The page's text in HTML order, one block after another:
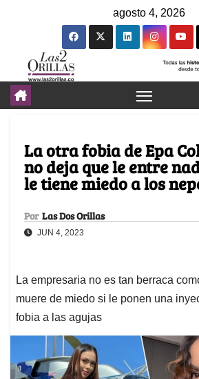
agosto 4, 2026
La otra fobia de Epa
no deja que le entre
le tiene miedo a los
Por Las Dos Orillas
JUN 4, 2023
La empresaria no es tan berraca
muere de miedo si le ponen una
fobia a las agujas